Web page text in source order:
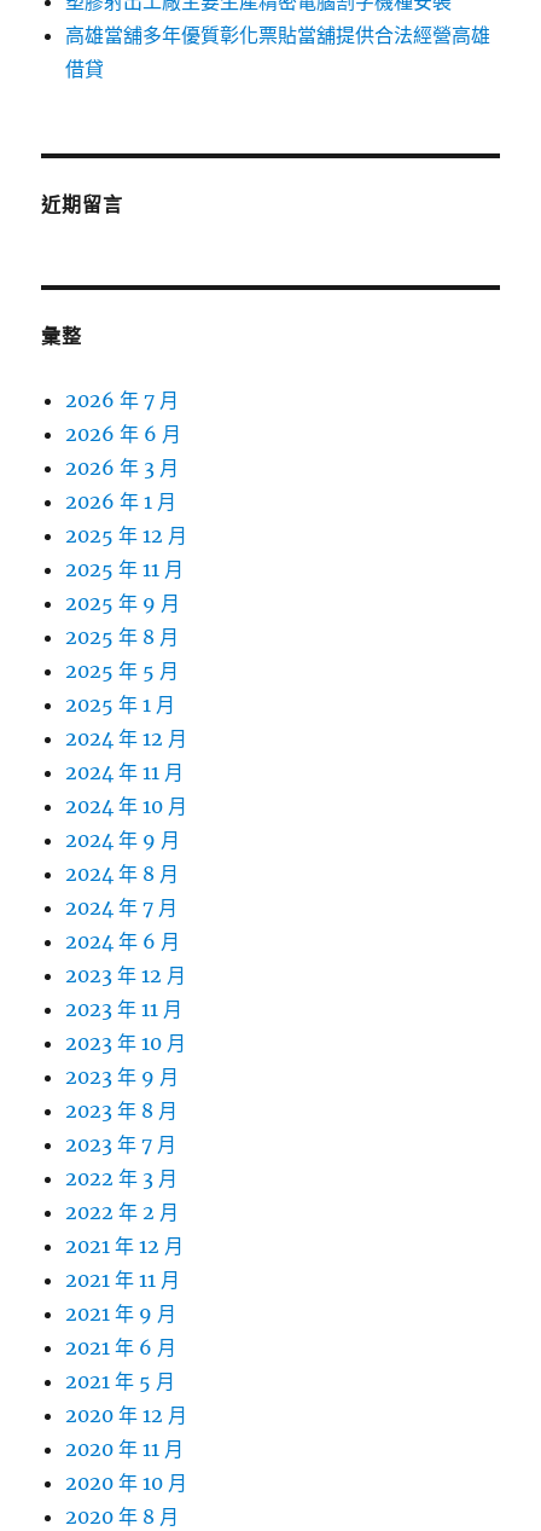
高雄當舖多年優質彰化票貼當舖提供合法經營高雄
借貸
近期留言
彙整
2026 年 7 月
2026 年 6 月
2026 年 3 月
2026 年 1 月
2025 年 12 月
2025 年 11 月
2025 年 9 月
2025 年 8 月
2025 年 5 月
2025 年 1 月
2024 年 12 月
2024 年 11 月
2024 年 10 月
2024 年 9 月
2024 年 8 月
2024 年 7 月
2024 年 6 月
2023 年 12 月
2023 年 11 月
2023 年 10 月
2023 年 9 月
2023 年 8 月
2023 年 7 月
2022 年 3 月
2022 年 2 月
2021 年 12 月
2021 年 11 月
2021 年 9 月
2021 年 6 月
2021 年 5 月
2020 年 12 月
2020 年 11 月
2020 年 10 月
2020 年 8 月